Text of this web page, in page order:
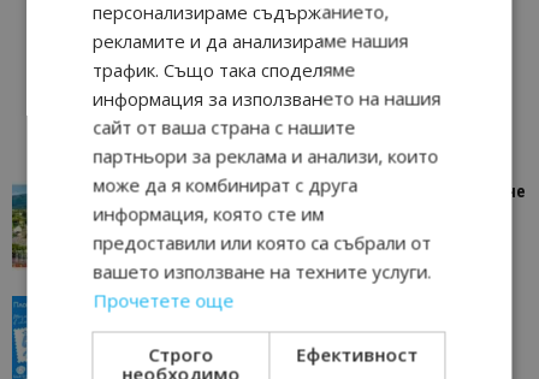
“Пощенска картичка от…”: Петрич – Изживяване
отвъд очакваното
Петрич 11/07/2026 11:22
“Пощенска картичка от…”: Пловдив, градът на
всички времена
Пловдив 23/06/2026 10:00
персонализираме съдържанието,
рекламите и да анализираме нашия
трафик. Също така споделяме
информация за използването на нашия
сайт от ваша страна с нашите
партньори за реклама и анализи, които
може да я комбинират с друга
информация, която сте им
предоставили или която са събрали от
вашето използване на техните услуги.
Прочетете още
Строго
необходимо
Ефективност